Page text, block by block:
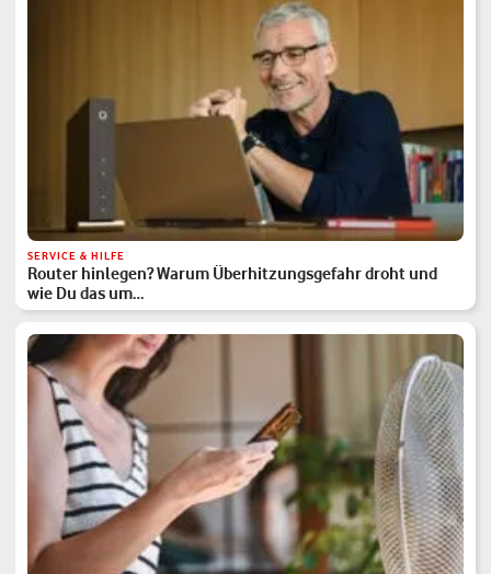
SERVICE & HILFE
Router hinlegen? Warum Überhitzungsgefahr droht und
wie Du das um…